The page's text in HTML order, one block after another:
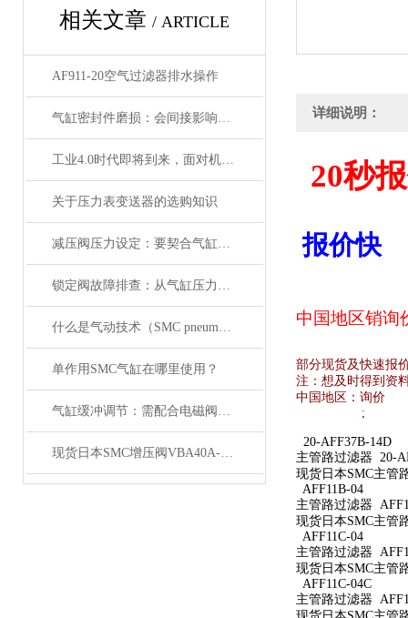
相关文章 / ARTICLE
AF911-20空气过滤器排水操作
气缸密封件磨损：会间接影响电磁阀与锁定阀的性能吗
工业4.0时代即将到来，面对机遇与挑战，日本SMC该如何应对？
关于压力表变送器的选购知识
减压阀压力设定：要契合气缸负载与电磁阀的工作范围
锁定阀故障排查：从气缸压力变化与电磁阀信号入手
什么是气动技术（SMC pneumatics）
单作用SMC气缸在哪里使用？
气缸缓冲调节：需配合电磁阀的响应速度来调整
现货日本SMC增压阀VBA40A-04GN
详细说明：
20秒
报价快
中国地区销询
部分现货及快速报
注：想及时得到资
中国地区： 询价
;
20-AFF37B-14D
主管路过滤器 20-
现货日本SMC主管
AFF11B-04
主管路过滤器
现货日本SMC主管
AFF11C-04
主管路过滤器
现货日本SMC主管
AFF11C-04C
主管路过滤器